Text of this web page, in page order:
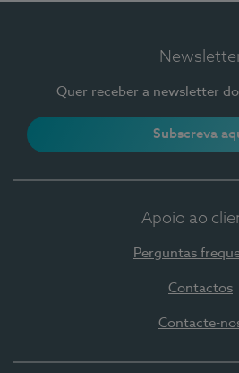
Quer receber a newsletter
Subscreva
Apoio ao
Perguntas
Contactos
Contacte-